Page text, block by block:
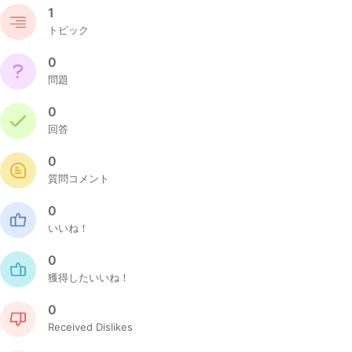
1
トピック
0
問題
0
回答
0
質問コメント
0
いいね！
0
獲得したいいね！
0
Received Dislikes